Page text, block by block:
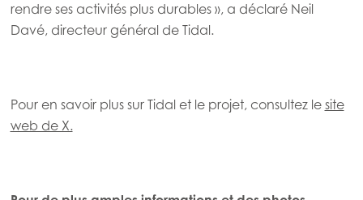
rendre ses activités plus durables », a déclaré Neil
Davé, directeur général de Tidal.
Pour en savoir plus sur Tidal et le projet, consultez le site
web de X.